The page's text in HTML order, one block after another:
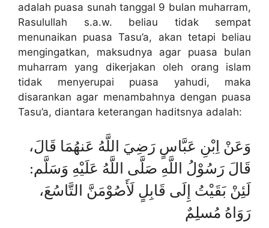
adalah puasa sunah tanggal 9 bulan muharram,
Rasulullah s.a.w. beliau tidak sempat
menunaikan puasa Tasu’a, akan tetapi beliau
mengingatkan, maksudnya agar puasa bulan
muharram yang dikerjakan oleh orang islam
tidak menyerupai puasa yahudi, maka
disarankan agar menambahnya dengan puasa
Tasu’a, diantara keterangan haditsnya adalah:
وَعَنْ اِبْنِ عَبَّاسٍ رَضِيَ اللَّهُ عَنهُمَا قَالَ،
قَالَ رَسُوْلُ اللَّهِ صَلَّى اللَّهُ عَلَيْهِ وَسَلَّم:
لَئِنْ بَقَيْتُ إِلَى قَابِلٍ لَأَصُوْمَنَّ التَّاسُعَ،
رَوَاهُ مُسلِمٌ